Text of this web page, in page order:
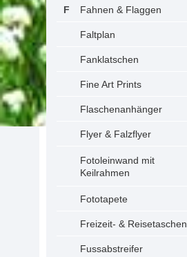
Fahnen & Flaggen
Faltplan
Fanklatschen
Fine Art Prints
Flaschenanhänger
Flyer & Falzflyer
Fotoleinwand mit
Keilrahmen
Fototapete
Freizeit- & Reisetaschen
Fussabstreifer